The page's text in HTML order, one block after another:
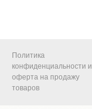
Политика
конфиденциальности и
оферта на продажу
товаров